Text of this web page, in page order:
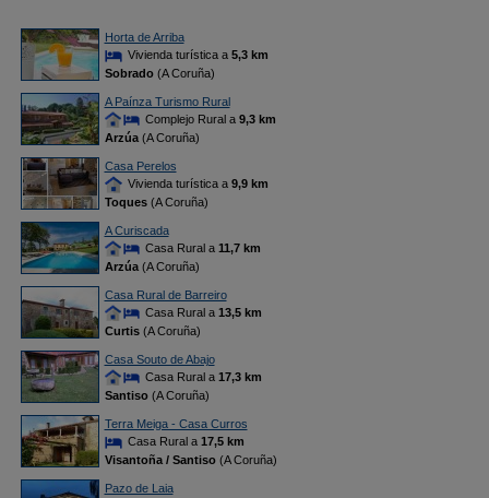
Horta de Arriba
Vivienda turística a 5,3 km
Sobrado(A Coruña)
A Paínza Turismo Rural
Complejo Rural a 9,3 km
Arzúa(A Coruña)
Casa Perelos
Vivienda turística a 9,9 km
Toques(A Coruña)
A Curiscada
Casa Rural a 11,7 km
Arzúa(A Coruña)
Casa Rural de Barreiro
Casa Rural a 13,5 km
Curtis(A Coruña)
Casa Souto de Abajo
Casa Rural a 17,3 km
Santiso(A Coruña)
Terra Meiga - Casa Curros
Casa Rural a 17,5 km
Visantoña / Santiso(A Coruña)
Pazo de Laia